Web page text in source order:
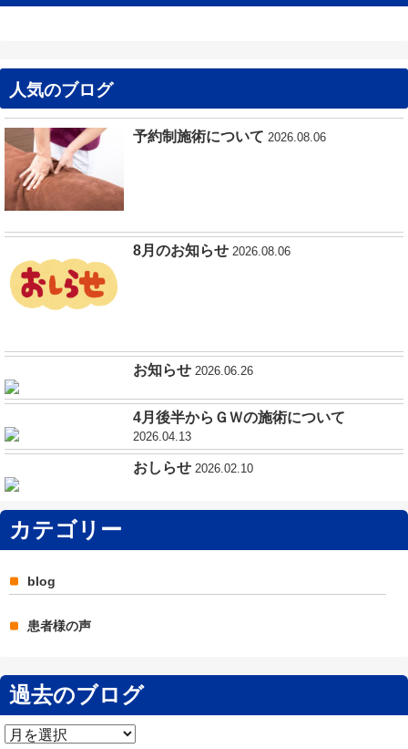
人気のブログ
予約制施術について 2026.08.06
8月のお知らせ 2026.08.06
お知らせ 2026.06.26
4月後半からＧＷの施術について
2026.04.13
おしらせ 2026.02.10
カテゴリー
blog
患者様の声
過去のブログ
過